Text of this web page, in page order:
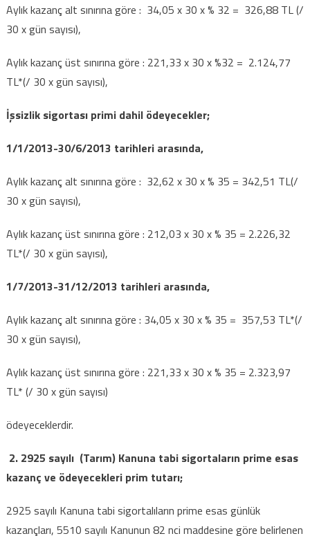
Aylık kazanç alt sınırına göre : 34,05 x 30 x % 32 = 326,88 TL (/
30 x gün sayısı),
Aylık kazanç üst sınırına göre : 221,33 x 30 x %32 = 2.124,77
TL*(/ 30 x gün sayısı),
İşsizlik sigortası primi dahil ödeyecekler;
1/1/2013-30/6/2013 tarihleri arasında,
Aylık kazanç alt sınırına göre : 32,62 x 30 x % 35 = 342,51 TL(/
30 x gün sayısı),
Aylık kazanç üst sınırına göre : 212,03 x 30 x % 35 = 2.226,32
TL*(/ 30 x gün sayısı),
1/7/2013-31/12/2013 tarihleri arasında,
Aylık kazanç alt sınırına göre : 34,05 x 30 x % 35 = 357,53 TL*(/
30 x gün sayısı),
Aylık kazanç üst sınırına göre : 221,33 x 30 x % 35 = 2.323,97
TL* (/ 30 x gün sayısı)
ödeyeceklerdir.
2. 2925 sayılı (Tarım) Kanuna tabi sigortaların prime esas
kazanç ve ödeyecekleri prim tutarı;
2925 sayılı Kanuna tabi sigortalıların prime esas günlük
kazançları, 5510 sayılı Kanunun 82 nci maddesine göre belirlenen